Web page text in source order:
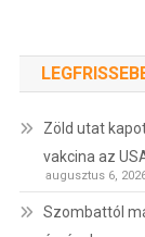
Zöld utat
vakcina az
augusztus 6,
Szombattól